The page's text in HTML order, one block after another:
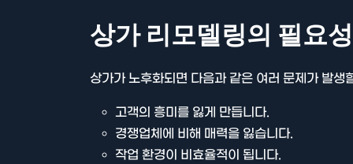
상가 리모델링의 필요성
상가가 노후화되면 다음과 같은 여러 문제가 발생
고객의 흥미를 잃게 만듭니다.
경쟁업체에 비해 매력을 잃습니다.
작업 환경이 비효율적이 됩니다.